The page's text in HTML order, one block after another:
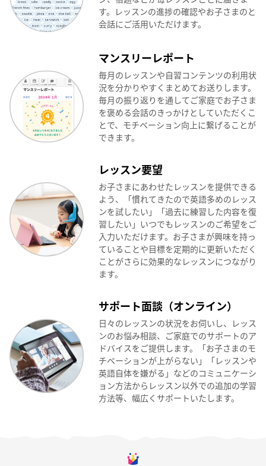
す。レッスンの進捗の確認やお子さまのと
会話にご活用いただけます。
マンスリーレポート
毎月のレッスンや自習コンテンツの利用状
況を分かりやすくまとめてお送りします。
毎月の振り返りを通してご家庭でお子さま
を褒める会話のきっかけとしていただくこ
とで、モチベーション向上に繋げることが
できます。
レッスン要望
お子さまにあわせたレッスンを提供できる
よう、「慣れてきたので英語多めのレッス
ンを試したい」「過去に練習した内容を復
習したい」いつでもレッスンのご希望をご
入力いただけます。お子さまが興味を持っ
ていることや目標を定期的に更新いただく
ことがさらに効果的なレッスンにつながり
ます。
サポート面談（オンライン）
日々のレッスンの状況をお伺いし、レッス
ンのお悩み相談、ご家庭でのサポートのア
ドバイスをご提供します。「お子さまのモ
チベーションが上がらない」「レッスンや
英語自体を嫌がる」などのコミュニケーシ
ョン方法からレッスン以外での追加の学習
方法等、幅広くサポートいたします。